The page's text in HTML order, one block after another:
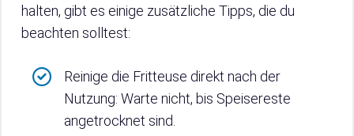
halten, gibt es einige zusätzliche Tipps, die du
beachten solltest:
Reinige die Fritteuse direkt nach der
Nutzung: Warte nicht, bis Speisereste
angetrocknet sind.